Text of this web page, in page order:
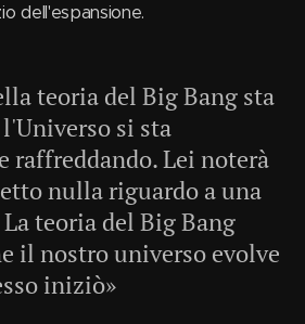
dell'espansione.
teoria del Big Bang sta
si sta
raffreddando. Lei noterà
nulla riguardo a una
teoria del Big Bang
il nostro universo evolve
iniziò»